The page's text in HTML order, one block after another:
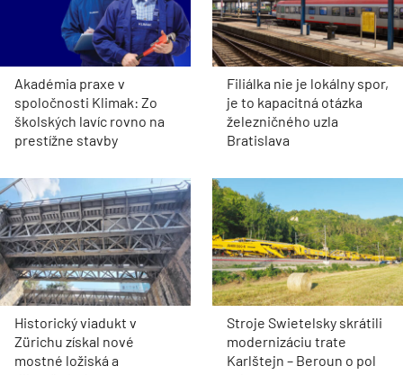
Akadémia praxe v
spoločnosti Klimak: Zo
školských lavíc rovno na
prestížne stavby
Filiálka nie je lokálny spor,
je to kapacitná otázka
železničného uzla
Bratislava
Historický viadukt v
Zürichu získal nové
mostné ložiská a
Stroje Swietelsky skrátili
modernizáciu trate
Karlštejn – Beroun o pol